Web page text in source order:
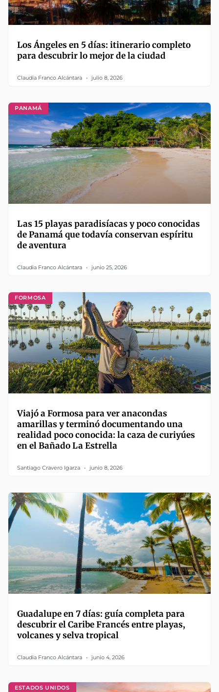
Los Ángeles en 5 días: itinerario completo
para descubrir lo mejor de la ciudad
Claudia Franco Alcántara julio 8, 2026
PANAMÁ
Las 15 playas paradisíacas y poco conocidas
de Panamá que todavía conservan espíritu
de aventura
Claudia Franco Alcántara junio 25, 2026
FORMOSA
Viajó a Formosa para ver anacondas
amarillas y terminó documentando una
realidad poco conocida: la caza de curiyúes
en el Bañado La Estrella
Santiago Cravero Igarza junio 8, 2026
Guadalupe en 7 días: guía completa para
descubrir el Caribe Francés entre playas,
volcanes y selva tropical
Claudia Franco Alcántara junio 4, 2026
ESTADOS UNIDOS